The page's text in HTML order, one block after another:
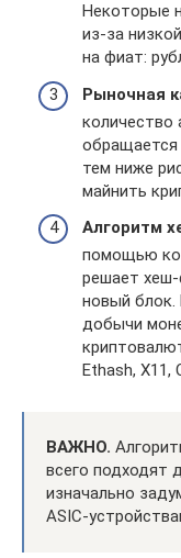
Некоторые
из-за
на фиат:
Рыночная
количество
обращается
тем ниже
майнить
Алгоритм
помощью
решает хеш-
новый блок.
добычи
Ethash, X11,
ВАЖНО.
всего подходят
изначально
ASIC-